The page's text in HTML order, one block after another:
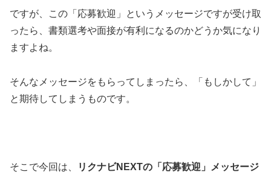
ですが、この「応募歓迎」というメッセージですが受け取
ったら、書類選考や面接が有利になるのかどうか気になり
ますよね。
そんなメッセージをもらってしまったら、「もしかして」
と期待してしまうものです。
そこで今回は、
リクナビNEXTの「応募歓迎」メッセージ